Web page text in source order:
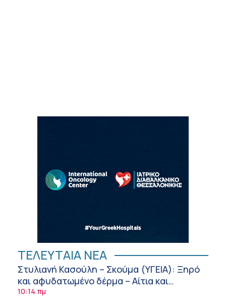
ΤΕΛΕΥΤΑΙΑ ΝΕΑ
Στυλιανή Κασούλη – Σκούμα (ΥΓΕΙΑ): Ξηρό
και αφυδατωμένο δέρμα – Αίτια και
αντιμετώπιση
10:14 πμ